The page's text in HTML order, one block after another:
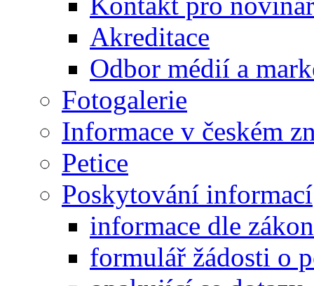
Akreditace
Odbor médií a
Fotogalerie
Informace v českém
Petice
Poskytování informací
informace dle
formulář žádosti o